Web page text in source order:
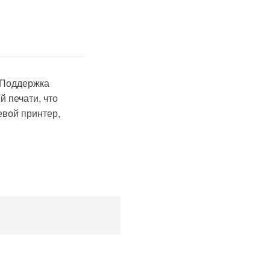
печати, что
принтер,